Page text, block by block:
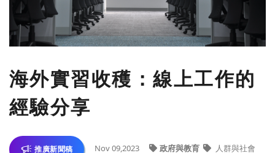
海外實習收穫：線上工作的
經驗分享
推廣新聞稿 Nov 09,2023 政府與教育 人群與社會